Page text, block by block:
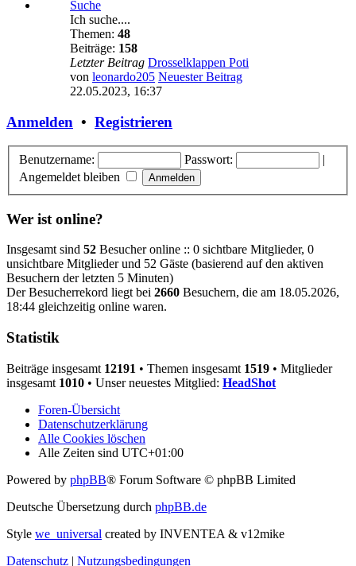
Suche
Ich suche....
Themen: 48
Beiträge: 158
Letzter Beitrag Drosselklappen Poti
von leonardo205 Neuester Beitrag
22.05.2023, 16:37
Anmelden • Registrieren
Benutzername: Passwort:
|
Angemeldet bleiben
Wer ist online?
Insgesamt sind 52 Besucher online :: 0 sichtbare Mitglieder, 0
unsichtbare Mitglieder und 52 Gäste (basierend auf den aktiven
Besuchern der letzten 5 Minuten)
Der Besucherrekord liegt bei 2660 Besuchern, die am 18.05.2026,
18:44 gleichzeitig online waren.
Statistik
Beiträge insgesamt 12191 • Themen insgesamt 1519 • Mitglieder
insgesamt 1010 • Unser neuestes Mitglied: HeadShot
Foren-Übersicht
Datenschutzerklärung
Alle Cookies löschen
Alle Zeiten sind UTC+01:00
Powered by phpBB® Forum Software © phpBB Limited
Deutsche Übersetzung durch phpBB.de
Style we_universal created by INVENTEA & v12mike
Datenschutz | Nutzungsbedingungen